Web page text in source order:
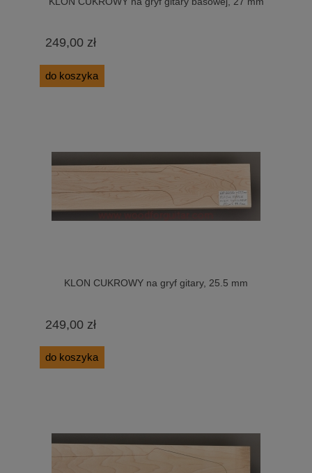
249,00 zł
do koszyka
KLON CUKROWY na gryf gitary, 25.5 mm
249,00 zł
do koszyka